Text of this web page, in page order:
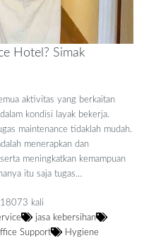
Hotel? Simak
aktivitas yang berkaitan
kondisi layak bekerja.
maintenance tidaklah mudah.
menerapkan dan
meningkatkan kemampuan
itu saja tugas…
kali
jasa kebersihan
Support Hygiene